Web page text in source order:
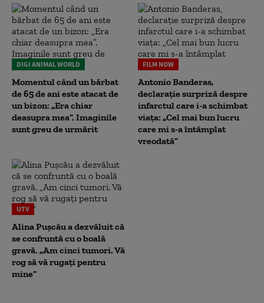
DIGI ANIMAL WORLD
Momentul când un bărbat
de 65 de ani este atacat de
un bizon: „Era chiar
deasupra mea”. Imaginile
sunt greu de urmărit
FILM NOW
Antonio Banderas,
declarație surpriză despre
infarctul care i-a schimbat
viața: „Cel mai bun lucru
care mi s-a întâmplat
vreodată”
UTV
Alina Pușcău a dezvăluit că
se confruntă cu o boală
gravă. „Am cinci tumori. Vă
rog să vă rugați pentru
mine”